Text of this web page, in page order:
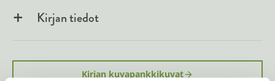
Kirjan tiedot
Kirjan kuvapankkikuvat